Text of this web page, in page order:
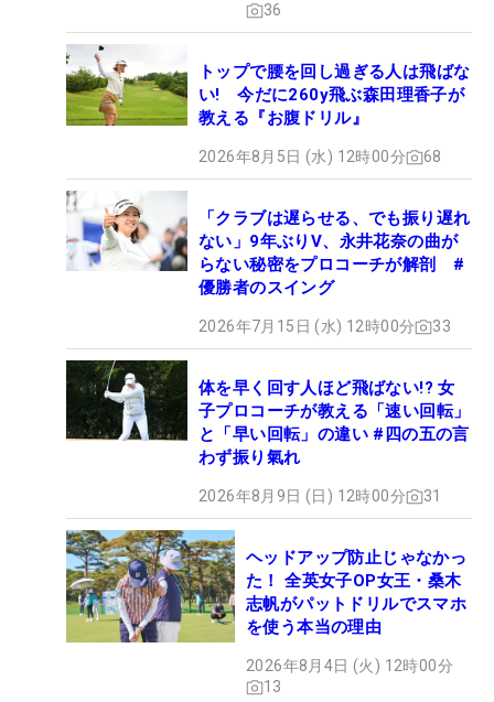
36
トップで腰を回し過ぎる人は飛ばな
い! 今だに260y飛ぶ森田理香子が
教える『お腹ドリル』
2026年8月5日 (水) 12時00分 68
「クラブは遅らせる、でも振り遅れ
ない」9年ぶりV、永井花奈の曲が
らない秘密をプロコーチが解剖 #
優勝者のスイング
2026年7月15日 (水) 12時00分 33
体を早く回す人ほど飛ばない!? 女
子プロコーチが教える「速い回転」
と「早い回転」の違い #四の五の言
わず振り氣れ
2026年8月9日 (日) 12時00分 31
ヘッドアップ防止じゃなかっ
た！ 全英女子OP女王・桑木
志帆がパットドリルでスマホ
を使う本当の理由
2026年8月4日 (火) 12時00分
13